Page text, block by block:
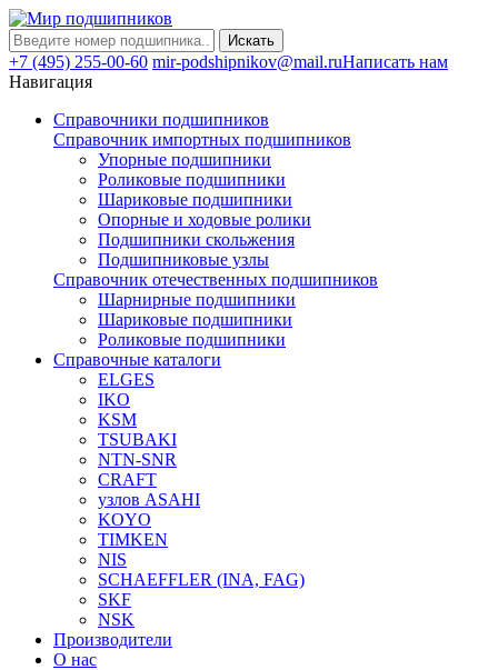
Искать
+7 (495) 255-00-60 mir-podshipnikov@mail.ruНаписать нам
Навигация
Справочники подшипников
Справочник импортных подшипников
Упорные подшипники
Роликовые подшипники
Шариковые подшипники
Опорные и ходовые ролики
Подшипники скольжения
Подшипниковые узлы
Справочник отечественных подшипников
Шарнирные подшипники
Шариковые подшипники
Роликовые подшипники
Справочные каталоги
ELGES
IKO
KSM
TSUBAKI
NTN-SNR
CRAFT
узлов ASAHI
KOYO
TIMKEN
NIS
SCHAEFFLER (INA, FAG)
SKF
NSK
Производители
О нас